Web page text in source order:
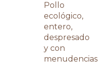
Pollo
ecológico,
entero,
despresado
y con
menudencias